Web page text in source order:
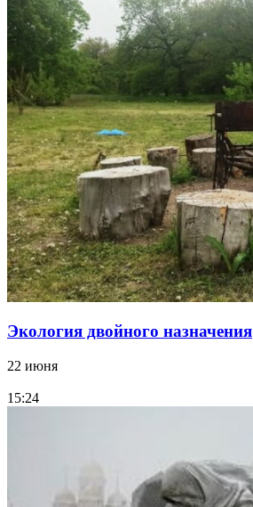
Экология двойного назначения
22 июня
15:24